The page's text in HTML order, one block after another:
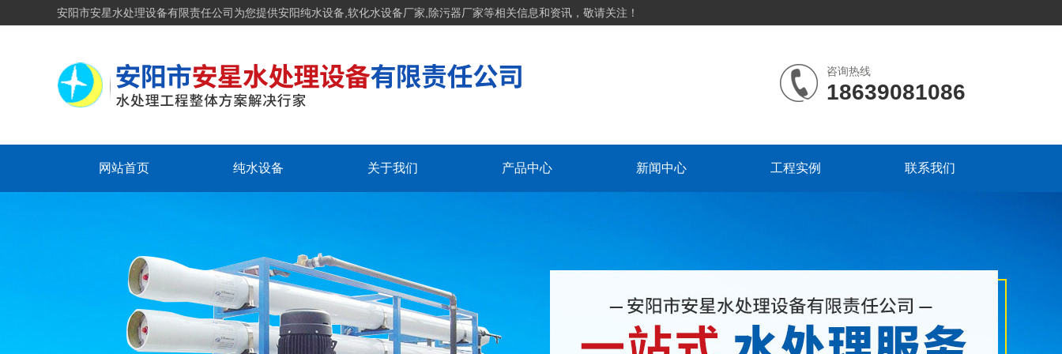
安阳市安星水处理设备有限责任公司为您提供安阳纯水设备,软化水设备厂家,除污器厂家等相关信息和资讯，敬请关注！
咨询热线
18639081086
网站首页 纯水设备 关于我们 产品中心 新闻中心 工程实例 联系我们